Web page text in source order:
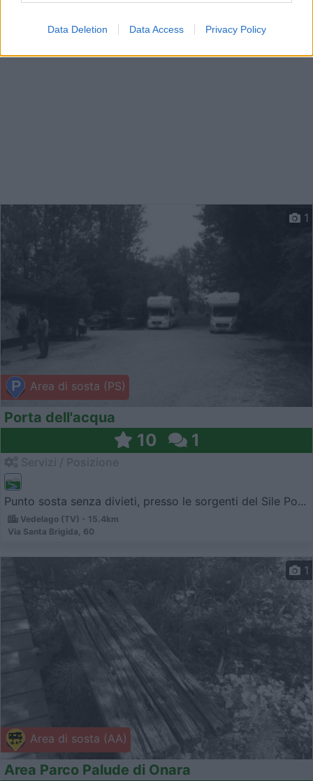
Data Deletion Data Access Privacy Policy
Area di sosta (PS)
1
Porta dell'acqua
10 1
Punto sosta senza divieti, presso le sorgenti del Sile Po...
Vedelago (TV) - 15.4km
Via Santa Brigida, 60
Area di sosta (AA)
1
Area Parco Palude di Onara